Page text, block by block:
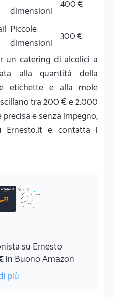
dimensioni 400 €
Piccole
dimensioni 300 €
un catering di alcolici a
alla quantità della
etichette e alla mole
tra 200 € e 2.000
e senza impegno,
e contatta i
su Ernesto
in Buono Amazon
più